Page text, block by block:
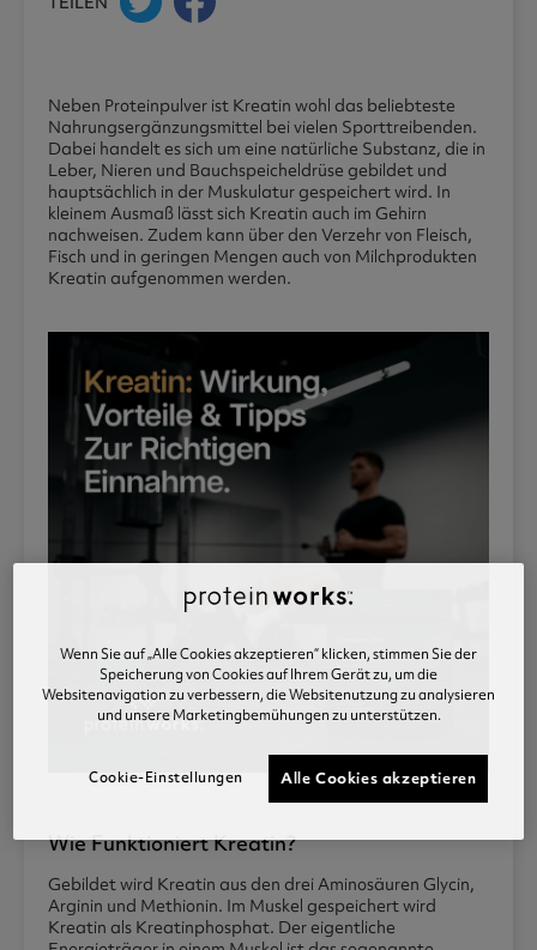
Neben Proteinpulver ist Kreatin wohl das beliebteste
Nahrungsergänzungsmittel bei vielen Sporttreibenden.
Dabei handelt es sich um eine natürliche Substanz, die in
Leber, Nieren und Bauchspeicheldrüse gebildet und
hauptsächlich in der Muskulatur gespeichert wird. In
kleinem Ausmaß lässt sich Kreatin auch im Gehirn
nachweisen. Zudem kann über den Verzehr von Fleisch,
Fisch und in geringen Mengen auch von Milchprodukten
Kreatin aufgenommen werden.
Wie Funktioniert Kreatin?
Gebildet wird Kreatin aus den drei Aminosäuren Glycin,
Arginin und Methionin. Im Muskel gespeichert wird
Kreatin als Kreatinphosphat. Der eigentliche
Wenn Sie auf „Alle Cookies akzeptieren“ klicken, stimmen Sie der
Speicherung von Cookies auf Ihrem Gerät zu, um die
Websitenavigation zu verbessern, die Websitenutzung zu analysieren
und unsere Marketingbemühungen zu unterstützen.
Alle Cookies akzeptieren
Cookie-Einstellungen